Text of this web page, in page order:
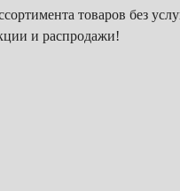
товаров без
и распродажи!